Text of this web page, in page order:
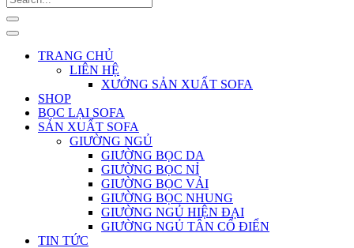
TRANG CHỦ
LIÊN HỆ
XƯỞNG SẢN XUẤT SOFA
SHOP
BỌC LẠI SOFA
SẢN XUẤT SOFA
GIƯỜNG NGỦ
GIƯỜNG BỌC DA
GIƯỜNG BỌC NỈ
GIƯỜNG BỌC VẢI
GIƯỜNG BỌC NHUNG
GIƯỜNG NGỦ HIỆN ĐẠI
GIƯỜNG NGỦ TÂN CỔ ĐIỂN
TIN TỨC